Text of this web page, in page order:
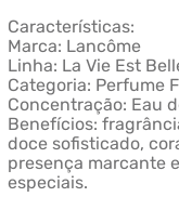
Características:
Marca: Lancôme
Linha: La Vie Est
Categoria: Perfume
Concentração: Eau
Benefícios:
doce sofisticado,
presença marcante
especiais.